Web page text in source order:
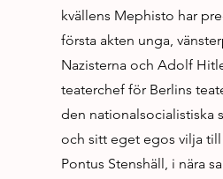
kvällens Mephisto har
första akten unga,
Nazisterna och Adolf
teaterchef för Berlins
den nationalsocialistiska
och sitt eget egos vilja
Pontus Stenshäll, i nära